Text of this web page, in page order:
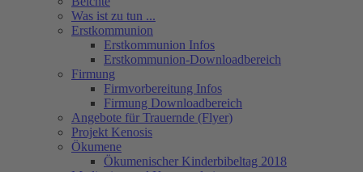
Was ist zu tun ...
Erstkommunion
Erstkommunion Infos
Erstkommunion-Downloadbereich
Firmung
Firmvorbereitung Infos
Firmung Downloadbereich
Angebote für Trauernde (Flyer)
Projekt Kenosis
Ökumene
Ökumenischer Kinderbibeltag 2018